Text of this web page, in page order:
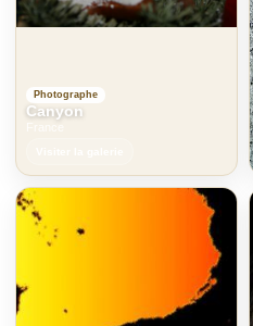
Photographe
Canyon
France